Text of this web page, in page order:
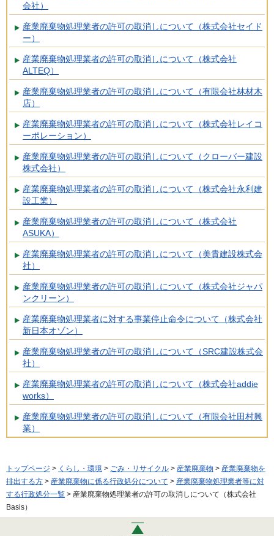
会社）
産業廃棄物処理業者の許可の取消しについて（株式会社セイド
ー）
産業廃棄物処理業者の許可の取消しについて（株式会社
ALTEQ）
産業廃棄物処理業者の許可の取消しについて（有限会社林材木
店）
産業廃棄物処理業者の許可の取消しについて（株式会社レイコ
ーポレーション）
産業廃棄物処理業者の許可の取消しについて（クローバー建設
株式会社）
産業廃棄物処理業者の許可の取消しについて（株式会社永利建
設工業）
産業廃棄物処理業者の許可の取消しについて（株式会社
ASUKA）
産業廃棄物処理業者の許可の取消しについて（美貴建設株式会
社）
産業廃棄物処理業者の許可の取消しについて（株式会社ジャパ
ンクリーン）
産業廃棄物処理業者に対する事業停止命令について（株式会社
新日本オゾン）
産業廃棄物処理業者の許可の取消しについて（SRC建設株式会
社）
産業廃棄物処理業者の許可の取消しについて（株式会社addie
works）
産業廃棄物処理業者の許可の取消しについて（有限会社田村興
業）
トップページ > くらし・環境 > ごみ・リサイクル > 産業廃棄物 > 産業廃棄物を
排出する方 > 産業廃棄物に係る行政処分について > 産業廃棄物処理業者等に対
する行政処分一覧 > 産業廃棄物処理業者の許可の取消しについて（株式会社
Basis）